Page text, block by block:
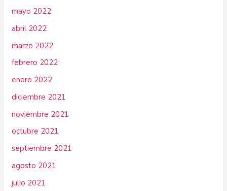
mayo 2022
abril 2022
marzo 2022
febrero 2022
enero 2022
diciembre 2021
noviembre 2021
octubre 2021
septiembre 2021
agosto 2021
julio 2021